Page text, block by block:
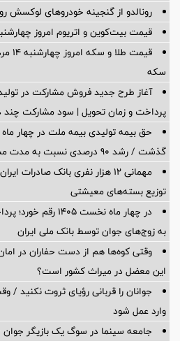
رونالدو از گنجینه خودروهای لوکسش
قیمت بیت‌کوین و اتریوم امروز چهارشنبه ۱۴
سکه
آغاز طرح جدید فروش مشارکت در
پرداخت و زمان تحویل | سود مشارکت
گذشت / رشد 90 درصدی نسبت به مدت مشابه سال گذشته
مهمانی ۱۲ هزار نفری بانک
توزیع بسته‌های معیشتی
به زوج‌های جوان توسط بانک ملی ایران
وقتی کوه‌ها هم از دست حفاران در
این معضل در میراث کشور است؟
جوانان را قربانی رؤیای ثروت نکنید
وارد عمل شود
جامعه سینما در سوگ یک بازیگر